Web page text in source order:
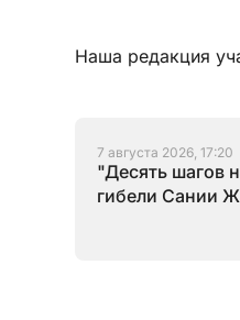
Наша редакция
7 августа 2026, 17:20
"Десять шагов
гибели Сании